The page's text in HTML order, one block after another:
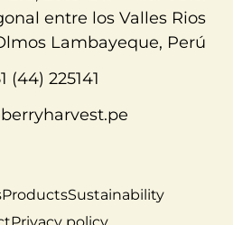
entre los Valles Rios
Lambayeque, Perú
(44) 225141
ProductsSustainability